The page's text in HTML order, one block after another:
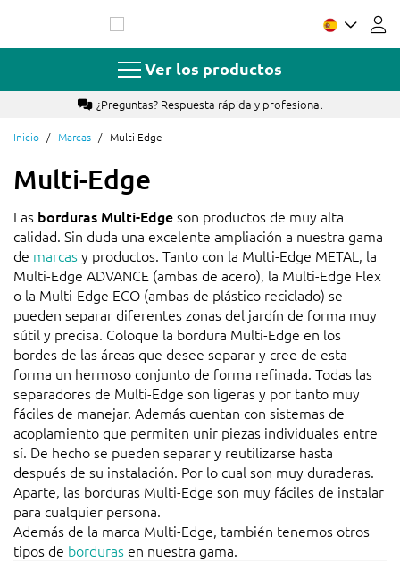
contenido
Ver los productos
Más de 17 años de experiencia
Inicio Marcas Multi-Edge
Multi-Edge
Las borduras Multi-Edgeson productos de muy alta
calidad. Sin duda una excelente ampliación a nuestra gama
de marcasy productos. Tanto con la Multi-Edge METAL, la
Multi-Edge ADVANCE (ambas de acero), la Multi-Edge Flex
o la Multi-Edge ECO (ambas de plástico reciclado) se
pueden separar diferentes zonas del jardín de forma muy
sútil y precisa. Coloque la bordura Multi-Edge en los
bordes de las áreas que desee separar y cree de esta
forma un hermoso conjunto de forma refinada. Todas las
separadores de Multi-Edge son ligeras y por tanto muy
fáciles de manejar. Además cuentan con sistemas de
acoplamiento que permiten unir piezas individuales entre
sí. De hecho se pueden separar y reutilizarse hasta
después de su instalación. Por lo cual son muy duraderas.
Aparte, las borduras Multi-Edge son muy fáciles de instalar
para cualquier persona.
Además de la marca Multi-Edge, también tenemos otros
tipos de borduras en nuestra gama.